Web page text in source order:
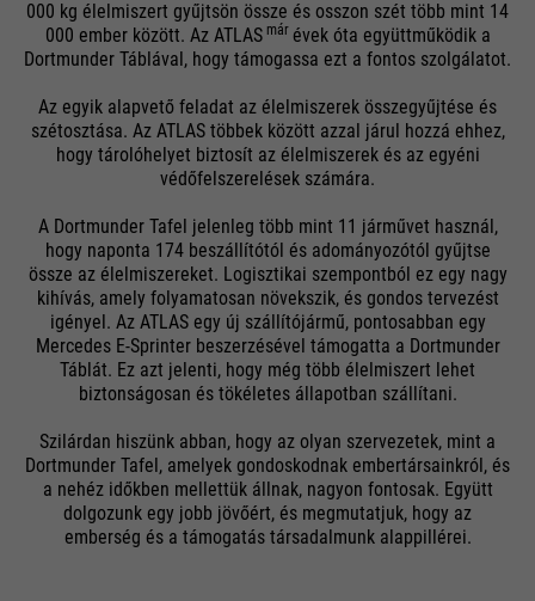
000 kg élelmiszert gyűjtsön össze és osszon szét több mint 14
000 ember között. Az ATLASmár évek óta együttműködik a
Dortmunder Táblával, hogy támogassa ezt a fontos szolgálatot.
Az egyik alapvető feladat az élelmiszerek összegyűjtése és
szétosztása. Az ATLAS többek között azzal járul hozzá ehhez,
hogy tárolóhelyet biztosít az élelmiszerek és az egyéni
védőfelszerelések számára.
A Dortmunder Tafel jelenleg több mint 11 járművet használ,
hogy naponta 174 beszállítótól és adományozótól gyűjtse
össze az élelmiszereket. Logisztikai szempontból ez egy nagy
kihívás, amely folyamatosan növekszik, és gondos tervezést
igényel. Az ATLAS egy új szállítójármű, pontosabban egy
Mercedes E-Sprinter beszerzésével támogatta a Dortmunder
Táblát. Ez azt jelenti, hogy még több élelmiszert lehet
biztonságosan és tökéletes állapotban szállítani.
Szilárdan hiszünk abban, hogy az olyan szervezetek, mint a
Dortmunder Tafel, amelyek gondoskodnak embertársainkról, és
a nehéz időkben mellettük állnak, nagyon fontosak. Együtt
dolgozunk egy jobb jövőért, és megmutatjuk, hogy az
emberség és a támogatás társadalmunk alappillérei.